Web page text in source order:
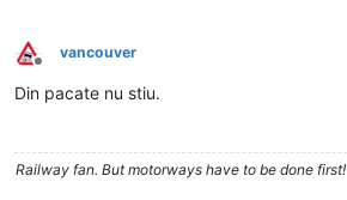
Deconectat
vancouver
Din pacate nu stiu.
Railway fan. But motorways have to be done first!